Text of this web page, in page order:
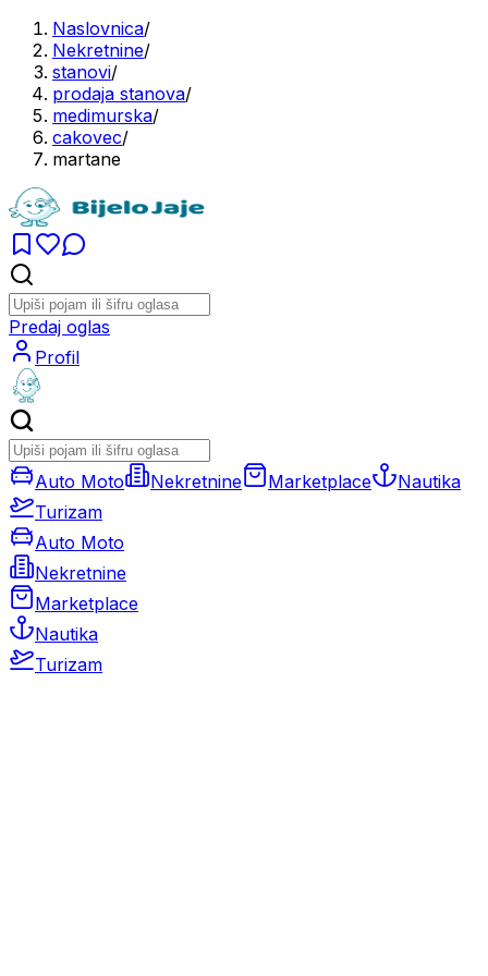
Naslovnica/
Nekretnine/
stanovi/
prodaja stanova/
medimurska/
cakovec/
martane
Predaj oglas
Profil
Auto Moto Nekretnine Marketplace
Nautika
Turizam
Auto Moto
Nekretnine
Marketplace
Nautika
Turizam